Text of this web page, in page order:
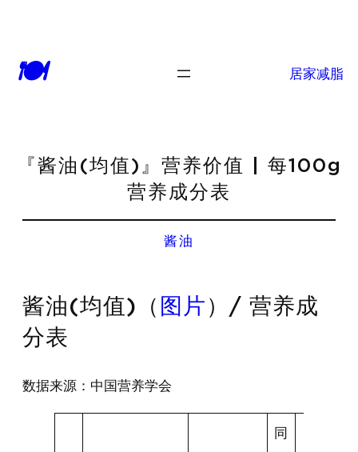
🍽 居家减脂
『酱油(均值)』营养价值 | 每100g
营养成分表
酱油
酱油(均值)（ 图片 ）/ 营养成
分表
数据来源：中国营养学会
同